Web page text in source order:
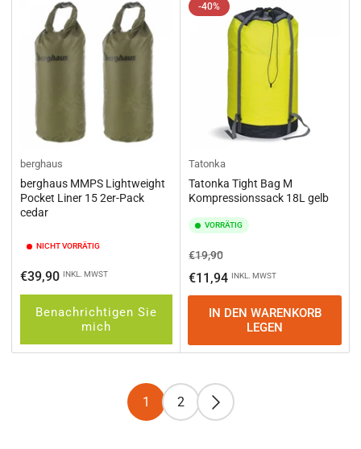
berghaus
berghaus MMPS Lightweight
Pocket Liner 15 2er-Pack
cedar
NICHT VORRÄTIG
Normaler
Preis
€39,90 INKL. MWST
Benachrichtigen Sie
mich
-40%
Tatonka
Tatonka Tight Bag M
Kompressionssack 18L gelb
VORRÄTIG
Normaler
Preis
€19,90Ausverkaufspreis
€11,94 INKL. MWST
IN DEN WARENKORB
LEGEN
1 2